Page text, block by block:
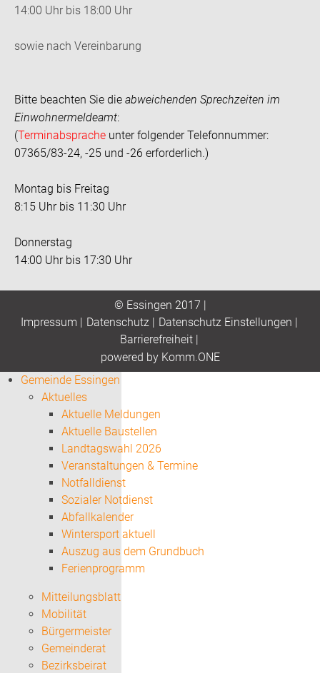
14:00 Uhr bis 18:00 Uhr
sowie nach Vereinbarung
Bitte beachten Sie die abweichenden Sprechzeiten im
Einwohnermeldeamt:
(Terminabsprache unter folgender Telefonnummer:
07365/83-24, -25 und -26 erforderlich.)
Montag bis Freitag
8:15 Uhr bis 11:30 Uhr
Donnerstag
14:00 Uhr bis 17:30 Uhr
© Essingen 2017 |
Impressum | Datenschutz| Datenschutz Einstellungen |
Barrierefreiheit|
powered by Komm.ONE
Gemeinde Essingen
Aktuelles
Aktuelle Meldungen
Aktuelle Baustellen
Landtagswahl 2026
Veranstaltungen & Termine
Notfalldienst
Sozialer Notdienst
Abfallkalender
Wintersport aktuell
Auszug aus dem Grundbuch
Ferienprogramm
Mitteilungsblatt
Mobilität
Bürgermeister
Gemeinderat
Bezirksbeirat